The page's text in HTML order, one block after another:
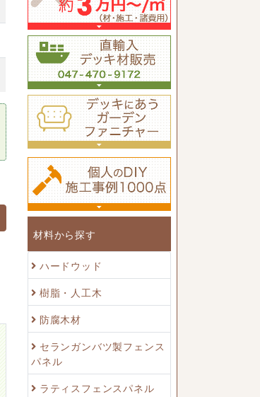
材料から探す
ハードウッド
樹脂・人工木
防腐木材
セランガンバツ製フェンス
パネル
ラティスフェンスパネル